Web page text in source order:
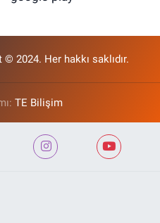
2024. Her hakkı saklıdır.
TE Bilişim